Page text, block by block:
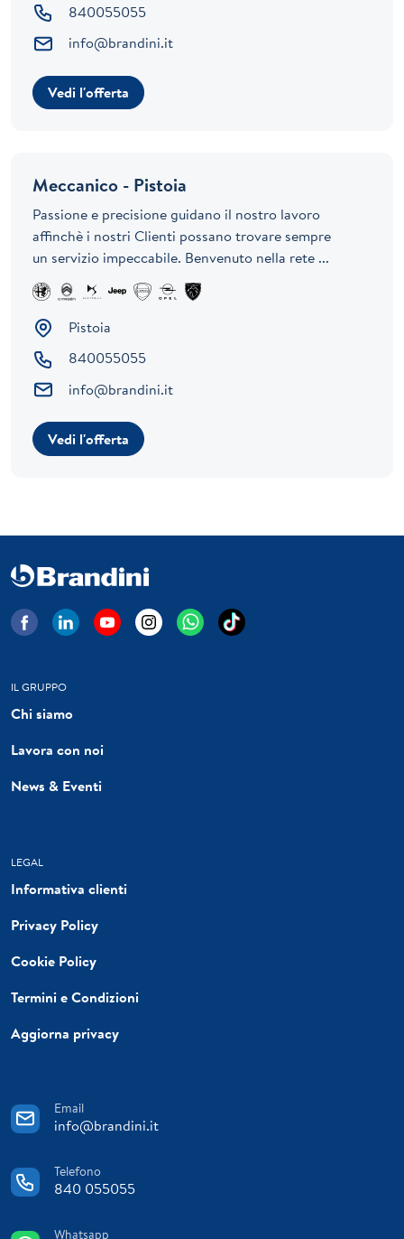
840055055
info@brandini.it
Vedi l'offerta
Meccanico - Pistoia
Passione e precisione guidano il nostro lavoro
affinchè i nostri Clienti possano trovare sempre
un servizio impeccabile. Benvenuto nella rete ...
Pistoia
840055055
info@brandini.it
Vedi l'offerta
IL GRUPPO
Chi siamo
Lavora con noi
News & Eventi
LEGAL
Informativa clienti
Privacy Policy
Cookie Policy
Termini e Condizioni
Aggiorna privacy
Email
info@brandini.it
Telefono
840 055055
Whatsapp